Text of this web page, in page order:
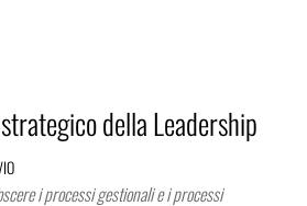
della Leadership
i processi gestionali e i processi